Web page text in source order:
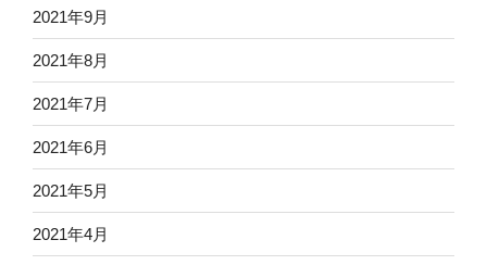
2021年9月
2021年8月
2021年7月
2021年6月
2021年5月
2021年4月